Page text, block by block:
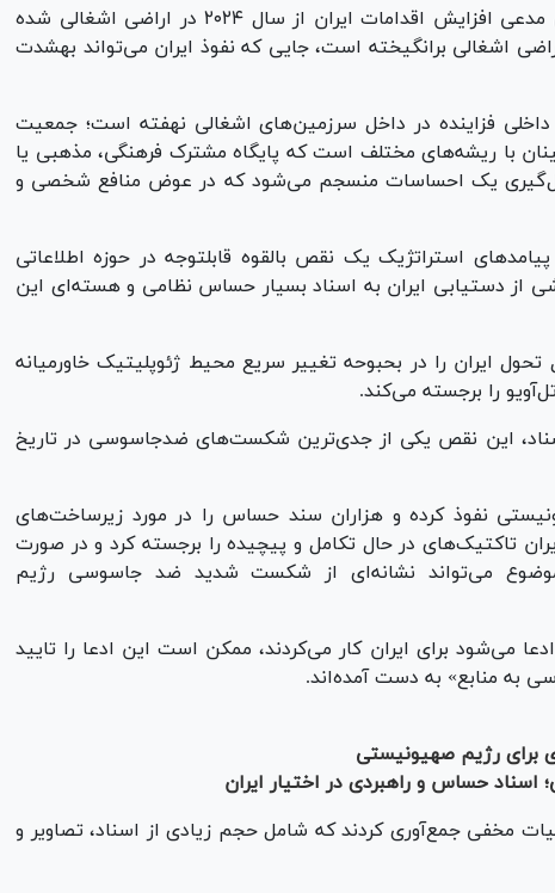
سرویس امنیت داخلی رژیم صهیونیستی مدعی افزایش اقدامات ایران از سال ۲۰۲۴ در اراضی اشغالی شده
است؛ این افزایش، نگرانی عمیقی را در اراضی اشغالی برانگیخته است، جایی که نفوذ ایران می‌تواند به‎شدت
فزاینده در داخل سرزمین‌های اشغالی نهفته است؛ جمعیت
با ریشه‌های مختلف است که پایگاه مشترک فرهنگی، مذهبی یا
شکل‌گیری یک احساسات منسجم می‌شود که در عوض منافع شخصی و
به گزارش «specialeurasia»، افشای اخیر، پیامد‌های استراتژیک یک نقص بالقوه قابل‎توجه در حوزه اطلاعاتی
از دستیابی ایران به اسناد بسیار حساس نظامی و هسته‌ای این
تحول ایران را در بحبوحه تغییر سریع محیط ژئوپلیتیک خاورمیانه
را برجسته می‌کند.
اسناد، این نقص یکی از جدی‌ترین شکست‌های ضدجاسوسی در تاریخ
نفوذ کرده و هزاران سند حساس را در مورد زیرساخت‌های
تاکتیک‌های در حال تکامل و پیچیده را برجسته کرد و در صورت
می‌تواند نشانه‌ای از شکست شدید ضد جاسوسی رژیم
می‌شود برای ایران کار می‌کردند، ممکن است این ادعا را تایید
به منابع» به دست آمده‌اند.
برای رژیم صهیونیستی
اسناد حساس و راهبردی در اختیار ایران
مخفی جمع‌آوری کردند که شامل حجم زیادی از اسناد، تصاویر و